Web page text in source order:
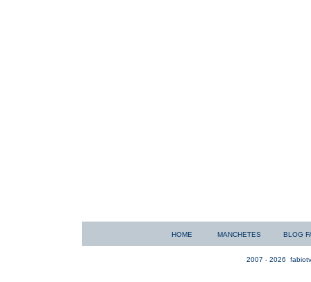
HOME MANCHETES BLOG
2007 - 2026